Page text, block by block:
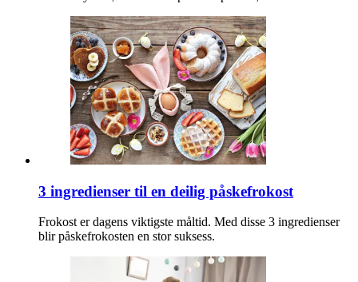
3 ingredienser til en deilig påskefrokost
Frokost er dagens viktigste måltid. Med disse 3 ingredienser
blir påskefrokosten en stor suksess.